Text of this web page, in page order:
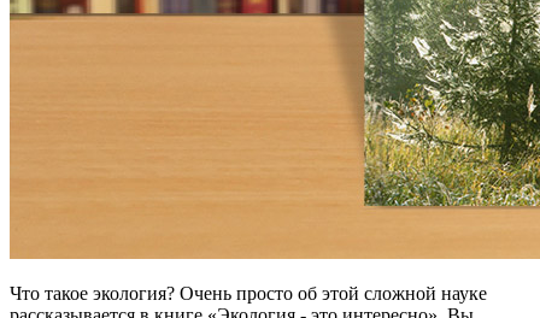
Что такое экология? Очень просто об этой сложной науке